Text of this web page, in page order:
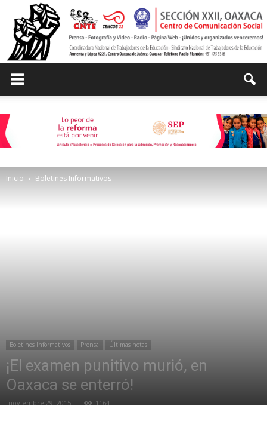
de
Inicio Boletines Informativos
Boletines Informativos Prensa Últimas notas
¡El examen punitivo murió, en
Oaxaca se enterró!
noviembre 29, 2015 1164